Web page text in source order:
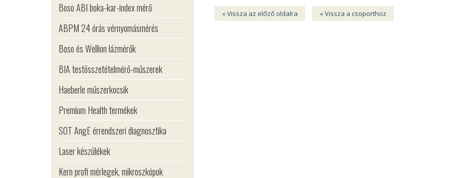
« Vissza az előző oldalra « Vissza a csoporthoz
Boso ABI boka-kar-index mérő
ABPM 24 órás vérnyomásmérés
Boso és Wellion lázmérők
BIA testösszetételmérő-műszerek
Haeberle műszerkocsik
Premium Health termékek
SOT AngE érrendszeri diagnosztika
Laser készülékek
Kern profi mérlegek, mikroszkópok